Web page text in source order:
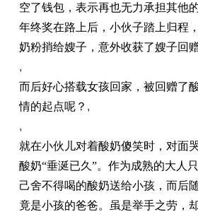
空了钱包，表示再也无力承担其他
年终奖在路上后，小伙子踏上归程
奶粉捎给嫂子，意外收获了嫂子回
,
而后好心搭载女孩回家，被回赠了
情的起点呢？ ,
,
就在小伙儿对着酸奶傻笑时，对面
酸奶“垂涎已久”。作为成熟的大人
己舍不得喝的酸奶送给小孩，而后
竟是小孩的爸爸。虽是举手之劳，